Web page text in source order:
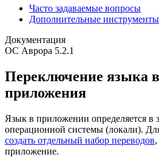
Часто задаваемые вопросы
Дополнительные инструменты
Документация
ОС Аврора 5.2.1
Переключение языка
приложения
Язык в приложении определяется в
операционной системы (локали).
создать отдельный набор переводов
приложение.